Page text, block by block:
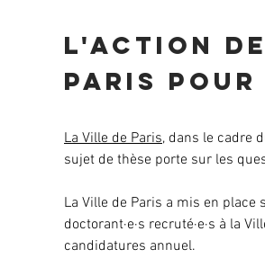
L'action
Paris
La Ville de Paris, dans le cadre
sujet de thèse porte sur les
La Ville de Paris a mis en
doctorant·e·s recruté·e·s à la
candidatures annuel.